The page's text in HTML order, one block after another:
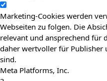
Marketing-Cookies werden
Webseiten zu folgen. Die
relevant und ansprechend für
daher wertvoller für Publisher
sind.
Meta Platforms, Inc.